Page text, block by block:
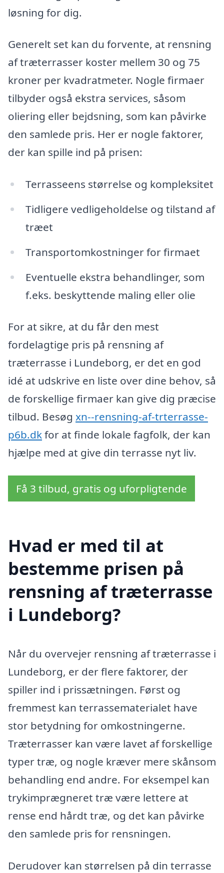
løsning for dig.
Generelt set kan du forvente, at rensning
af træterrasser koster mellem 30 og 75
kroner per kvadratmeter. Nogle firmaer
tilbyder også ekstra services, såsom
oliering eller bejdsning, som kan påvirke
den samlede pris. Her er nogle faktorer,
der kan spille ind på prisen:
Terrasseens størrelse og kompleksitet
Tidligere vedligeholdelse og tilstand af
træet
Transportomkostninger for firmaet
Eventuelle ekstra behandlinger, som
f.eks. beskyttende maling eller olie
For at sikre, at du får den mest
fordelagtige pris på rensning af
træterrasse i Lundeborg, er det en god
idé at udskrive en liste over dine behov, så
de forskellige firmaer kan give dig præcise
tilbud. Besøg xn--rensning-af-trterrasse-
p6b.dkfor at finde lokale fagfolk, der kan
hjælpe med at give din terrasse nyt liv.
Få 3 tilbud, gratis og uforpligtende
Hvad er med til at
bestemme prisen på
rensning af træterrasse
i Lundeborg?
Når du overvejer rensning af træterrasse i
Lundeborg, er der flere faktorer, der
spiller ind i prissætningen. Først og
fremmest kan terrassematerialet have
stor betydning for omkostningerne.
Træterrasser kan være lavet af forskellige
typer træ, og nogle kræver mere skånsom
behandling end andre. For eksempel kan
trykimprægneret træ være lettere at
rense end hårdt træ, og det kan påvirke
den samlede pris for rensningen.
Derudover kan størrelsen på din terrasse